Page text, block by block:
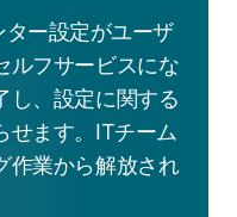
ー設定がユーザ
ルフサービスにな
し、設定に関する
せます。ITチーム
作業から解放され